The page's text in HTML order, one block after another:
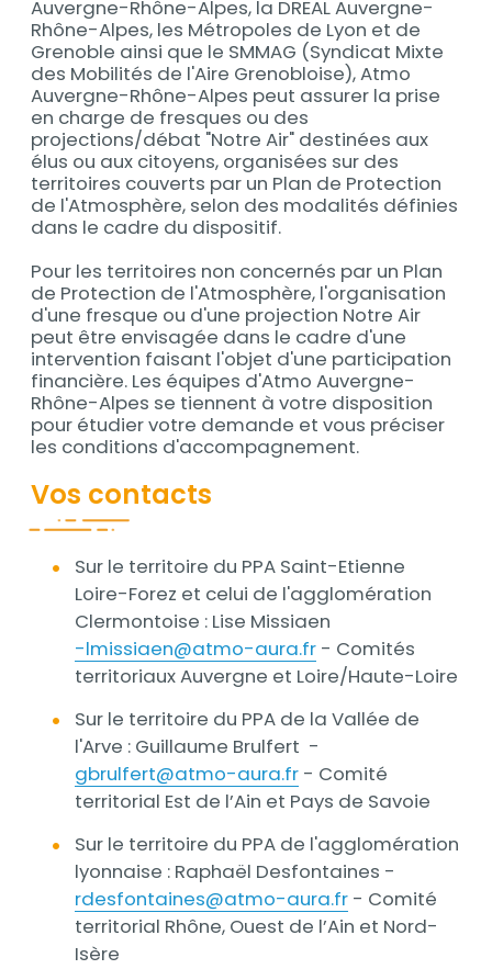
Auvergne-Rhône-Alpes, la DREAL Auvergne-
Rhône-Alpes, les Métropoles de Lyon et de
Grenoble ainsi que le SMMAG (Syndicat Mixte
des Mobilités de l'Aire Grenobloise), Atmo
Auvergne-Rhône-Alpes peut assurer la prise
en charge de fresques ou des
projections/débat "Notre Air" destinées aux
élus ou aux citoyens, organisées sur des
territoires couverts par un Plan de Protection
de l'Atmosphère, selon des modalités définies
dans le cadre du dispositif.
Pour les territoires non concernés par un Plan
de Protection de l'Atmosphère, l'organisation
d'une fresque ou d'une projection Notre Air
peut être envisagée dans le cadre d'une
intervention faisant l'objet d'une participation
financière. Les équipes d'Atmo Auvergne-
Rhône-Alpes se tiennent à votre disposition
pour étudier votre demande et vous préciser
les conditions d'accompagnement.
Vos contacts
ContenuSur le territoire du PPA ​​​​​Saint-Etienne
Loire-Forez et celui de l'agglomération
Clermontoise : Lise Missiaen
-lmissiaen@atmo-aura.fr- Comités
territoriaux Auvergne et Loire/Haute-Loire
Sur le territoire du PPA de la Vallée de
l'Arve : Guillaume Brulfert -
gbrulfert@atmo-aura.fr- Comité
territorial Est de l’Ain et Pays de Savoie
Sur le territoire du PPA de l'agglomération
lyonnaise : Raphaël Desfontaines -
rdesfontaines@atmo-aura.fr- Comité
territorial Rhône, Ouest de l’Ain et Nord-
Isère